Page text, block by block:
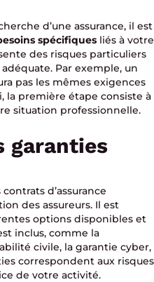
d’une assurance, il est
spécifiques liés à votre
des risques particuliers
Par exemple, un
pas les mêmes exigences
la première étape consiste à
situation professionnelle.
garanties
d’assurance
des assureurs. Il est
options disponibles et
inclus, comme la
civile, la garantie cyber,
correspondent aux risques
de votre activité.